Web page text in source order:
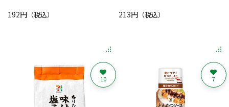
192円 （税込） 213円（税込）
10 7